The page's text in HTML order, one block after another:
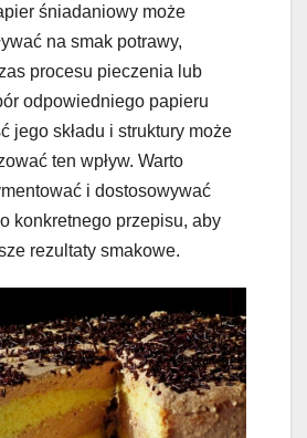
śniadaniowy może
na smak potrawy,
procesu pieczenia lub
odpowiedniego papieru
jego składu i struktury może
ten wpływ. Warto
i dostosowywać
konkretnego przepisu, aby
rezultaty smakowe.